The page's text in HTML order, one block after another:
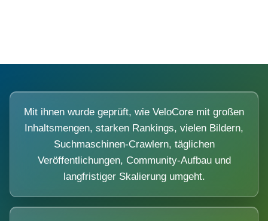
Mit ihnen wurde geprüft, wie VeloCore mit großen
Inhaltsmengen, starken Rankings, vielen Bildern,
Suchmaschinen-Crawlern, täglichen
Veröffentlichungen, Community-Aufbau und
langfristiger Skalierung umgeht.